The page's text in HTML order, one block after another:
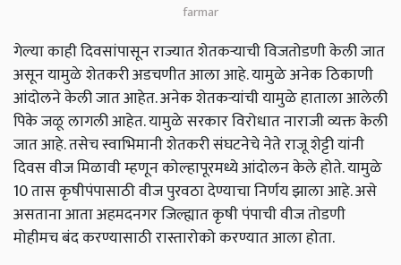
farmar
गेल्या काही दिवसांपासून राज्यात शेतकऱ्याची विजतोडणी केली जात
असून यामुळे शेतकरी अडचणीत आला आहे. यामुळे अनेक ठिकाणी
आंदोलने केली जात आहेत. अनेक शेतकऱ्यांची यामुळे हाताला आलेली
पिके जळू लागली आहेत. यामुळे सरकार विरोधात नाराजी व्यक्त केली
जात आहे. तसेच स्वाभिमानी शेतकरी संघटनेचे नेते राजू शेट्टी यांनी
दिवस वीज मिळावी म्हणून कोल्हापूरमध्ये आंदोलन केले होते. यामुळे
10 तास कृषीपंपासाठी वीज पुरवठा देण्याचा निर्णय झाला आहे. असे
असताना आता अहमदनगर जिल्ह्यात कृषी पंपाची वीज तोडणी
मोहीमच बंद करण्यासाठी रास्तारोको करण्यात आला होता.